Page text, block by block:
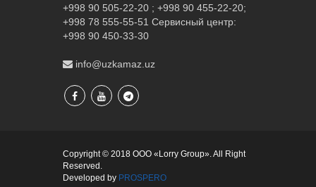
+998 90 505-22-20 ; +998 90 455-22-20;
+998 78 555-55-51 Сервисный центр:
+998 90 450-33-30
info@uzkamaz.uz
Copyright © 2018 ООО «Lorry Group». All Right
Reserved.
Developed by PROSPERO